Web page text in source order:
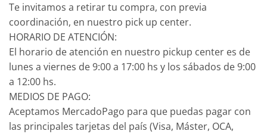
Te invitamos a retirar tu compra, con previa
coordinación, en nuestro pick up center.
HORARIO DE ATENCIÓN:
El horario de atención en nuestro pickup center es de
lunes a viernes de 9:00 a 17:00 hs y los sábados de 9:00
a 12:00 hs.
MEDIOS DE PAGO:
Aceptamos MercadoPago para que puedas pagar con
las principales tarjetas del país (Visa, Máster, OCA,